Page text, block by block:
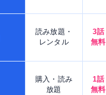
読み放題・
レンタル
3話
無料
購入・読み
放題
1話
無料